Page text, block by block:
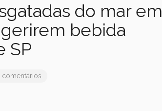
do mar em
bebida
SP
comentários